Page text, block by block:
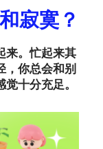
寂寞？
来。忙起来其
，你总会和别
十分充足。